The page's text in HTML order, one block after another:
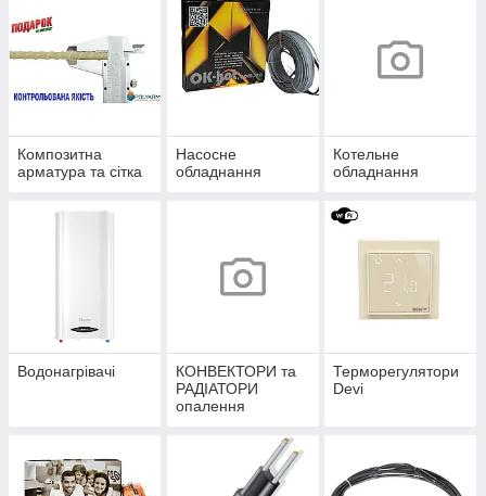
Композитна
арматура та сітка
Насосне
обладнання
Котельне
обладнання
Водонагрівачі
КОНВЕКТОРИ та
РАДІАТОРИ
опалення
Терморегулятори
Devi